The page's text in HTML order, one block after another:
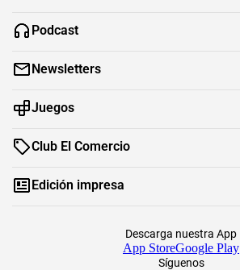
Podcast
Newsletters
Juegos
Club El Comercio
Edición impresa
Síguenos
Descarga nuestra App
App StoreGoogle Play